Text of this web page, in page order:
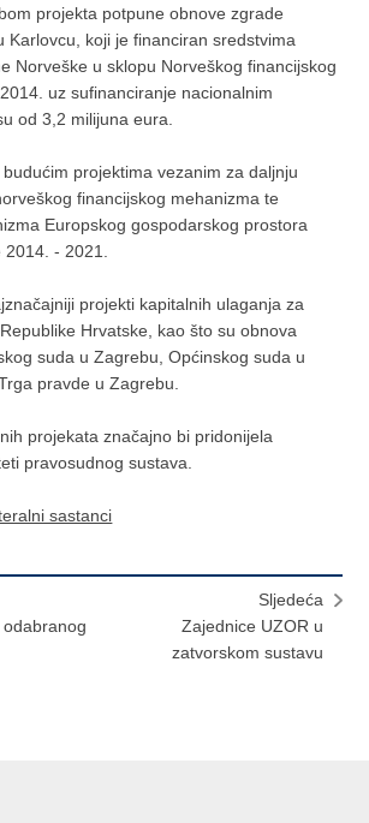
projekta potpune obnove zgrade
Karlovcu, koji je financiran sredstvima
Norveške u sklopu Norveškog financijskog
uz sufinanciranje nacionalnim
od 3,2 milijuna eura.
projektima vezanim za daljnju
financijskog mehanizma te
Europskog gospodarskog prostora
2014. - 2021.
projekti kapitalnih ulaganja za
Hrvatske, kao što su obnova
suda u Zagrebu, Općinskog suda u
pravde u Zagrebu.
projekata značajno bi pridonijela
pravosudnog sustava.
sastanci
Sljedeća
Zajednice UZOR u
zatvorskom sustavu